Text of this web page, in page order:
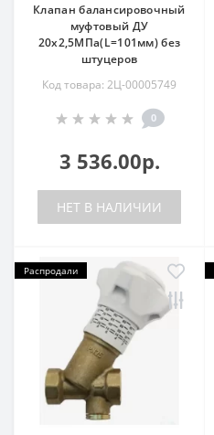
Клапан балансировочный
муфтовый ДУ
20х2,5МПа(L=101мм) без
штуцеров
Код товара: 2Ц-00005749
0
3 536.00р.
НЕТ В НАЛИЧИИ
Распродали